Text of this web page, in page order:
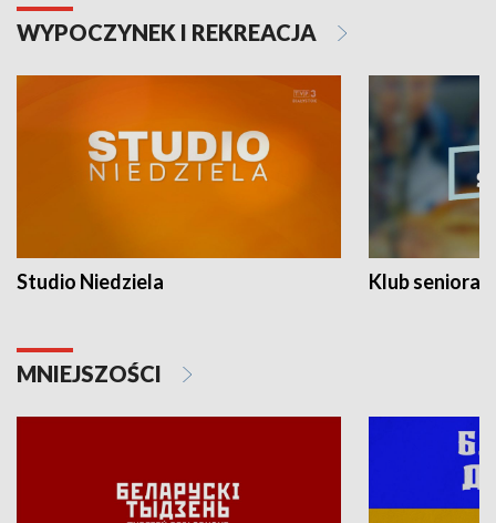
WYPOCZYNEK I REKREACJA
Studio Niedziela Klub seniora
MNIEJSZOŚCI